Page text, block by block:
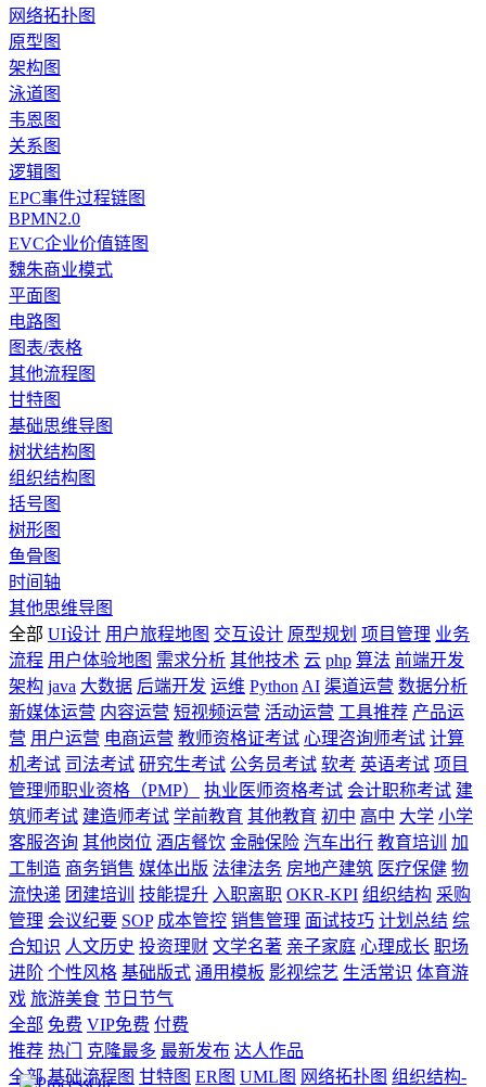
网络拓扑图
原型图
架构图
泳道图
韦恩图
关系图
逻辑图
EPC事件过程链图
BPMN2.0
EVC企业价值链图
魏朱商业模式
平面图
电路图
图表/表格
其他流程图
甘特图
基础思维导图
树状结构图
组织结构图
括号图
树形图
鱼骨图
时间轴
其他思维导图
全部 UI设计 用户旅程地图 交互设计 原型规划 项目管理 业务
流程 用户体验地图 需求分析 其他技术 云 php 算法 前端开发
架构 java 大数据 后端开发 运维 Python AI 渠道运营 数据分析
新媒体运营 内容运营 短视频运营 活动运营 工具推荐 产品运
营 用户运营 电商运营 教师资格证考试 心理咨询师考试 计算
机考试 司法考试 研究生考试 公务员考试 软考 英语考试 项目
管理师职业资格（PMP）
执业医师资格考试 会计职称考试 建
筑师考试 建造师考试 学前教育 其他教育 初中 高中 大学 小学
客服咨询 其他岗位 酒店餐饮 金融保险 汽车出行 教育培训
加
工制造 商务销售 媒体出版 法律法务 房地产建筑 医疗保健 物
流快递 团建培训 技能提升 入职离职 OKR-KPI 组织结构 采购
管理 会议纪要 SOP 成本管控 销售管理 面试技巧 计划总结 综
合知识 人文历史 投资理财 文学名著 亲子家庭 心理成长 职场
进阶 个性风格 基础版式 通用模板 影视综艺 生活常识 体育游
戏 旅游美食 节日节气
全部 免费 VIP免费 付费
推荐 热门 克隆最多 最新发布 达人作品
全部 基础流程图 甘特图 ER图 UML图 网络拓扑图 组织结构-